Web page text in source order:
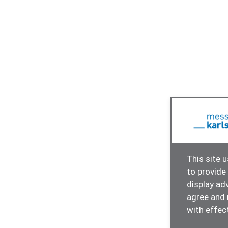
This site
to provide
display
agree
with